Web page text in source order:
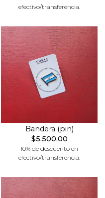
efectivo/transferencia.
Bandera (pin)
$5.500,00
10% de descuento en
efectivo/transferencia.